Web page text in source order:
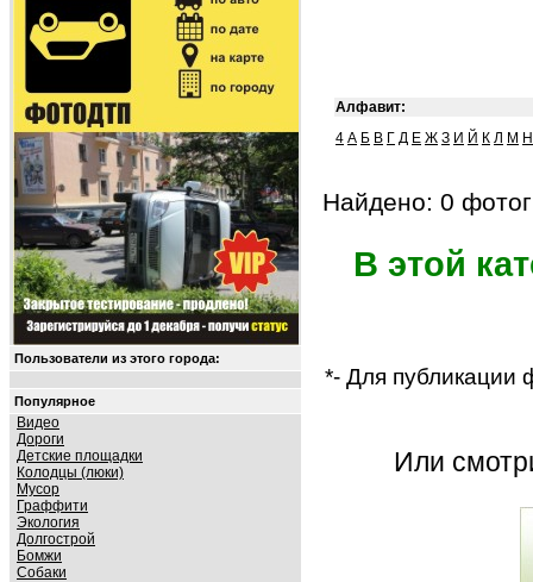
Пользователи из этого города:
Популярное
Видео
Дороги
Детские площадки
Колодцы (люки)
Мусор
Граффити
Экология
Долгострой
Бомжи
Собаки
Алфавит:
4 А Б В Г Д Е Ж З И Й К Л М Н
Найдено: 0
В этой
*- Для публикации
Или